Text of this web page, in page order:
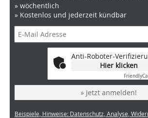
» wöchentlich
» Kostenlos und jederzeit kündbar
Anti-Roboter-
Hier klicken
Friendly
» Jetzt anmelden!
Beispiele, Hinweise: Datenschutz, Analyse,